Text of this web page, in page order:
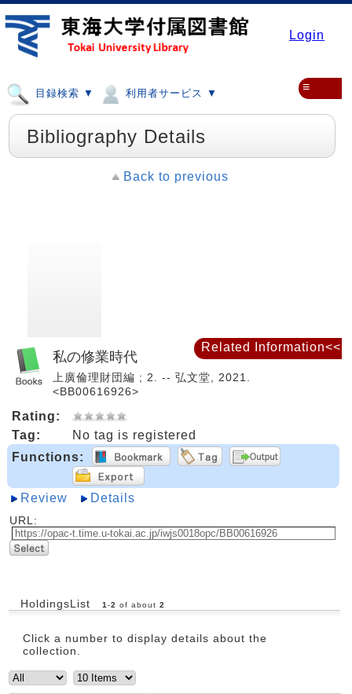
Login
目録検索 ▼ 利用者サービス ▼ ≡
Bibliography Details
Back to previous
私の修業時代
上廣倫理財団編 ; 2. -- 弘文堂, 2021.
<BB00616926>
Rating:
Tag:
No tag is registered
Functions:
Review Details
URL:
HoldingsList 1 -2 of about 2
Click a number to display details about the
collection.
Related Information<<